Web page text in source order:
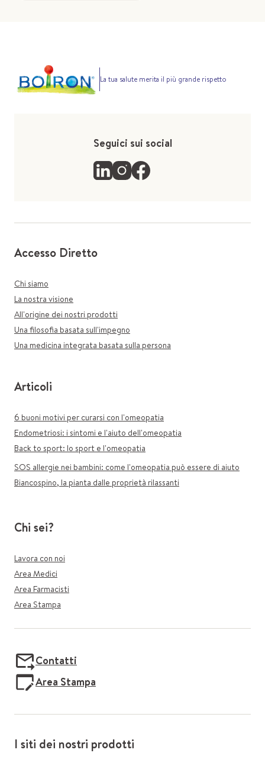
La tua salute merita il più grande rispetto
Seguici sui social
Accesso Diretto
Chi siamo
La nostra visione
All'origine dei nostri prodotti
Una filosofia basata sull'impegno
Una medicina integrata basata sulla persona
Articoli
6 buoni motivi per curarsi con l'omeopatia
Endometriosi: i sintomi e l'aiuto dell'omeopatia
Back to sport: lo sport e l'omeopatia
SOS allergie nei bambini: come l'omeopatia può essere di aiuto
Biancospino, la pianta dalle proprietà rilassanti
Chi sei?
Lavora con noi
Area Medici
Area Farmacisti
Area Stampa
Contatti
Area Stampa
I siti dei nostri prodotti